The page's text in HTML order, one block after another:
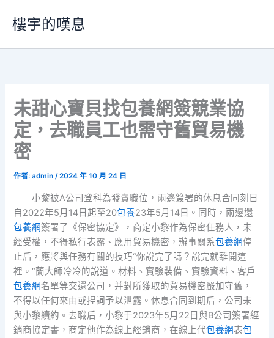
要
樓宇的嘆息
未甜心寶貝找包養網簽競業協
定，去職員工也需守舊貿易機
密
作者:admin/2024 年 10 月 24 日
小黎被A公司登科為發賣職位，兩邊簽署的休息合同刻日
自2022年5月14日起至20包養23年5月14日。同時，兩邊還
包養網簽署了《保密協定》，商定小黎作為保密任務人，未
經受權，不得私行表露、應用貿易機密，辦事關系包養網停
止后，應將與任務有關的技巧“你說完了嗎？說完就離開這
裡。”蘭大師冷冷的說道。材料、實驗裝備、實驗資料、客戶
包養網名單等交還公司，并對所獲取的貿易機密嚴加守舊，
不得以任何來由或捏詞予以泄露。休息合同到期后，公司未
與小黎續約。去職后，小黎于2023年5月22日與B公司簽署經
銷商協定書，商定他作為線上經銷商，在線上代包養網表包